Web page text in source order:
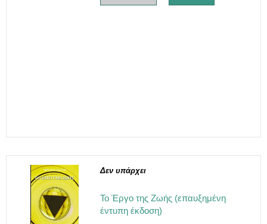
Δεν υπάρχει
Το Έργο της Ζωής (επαυξημένη
έντυπη έκδοση)